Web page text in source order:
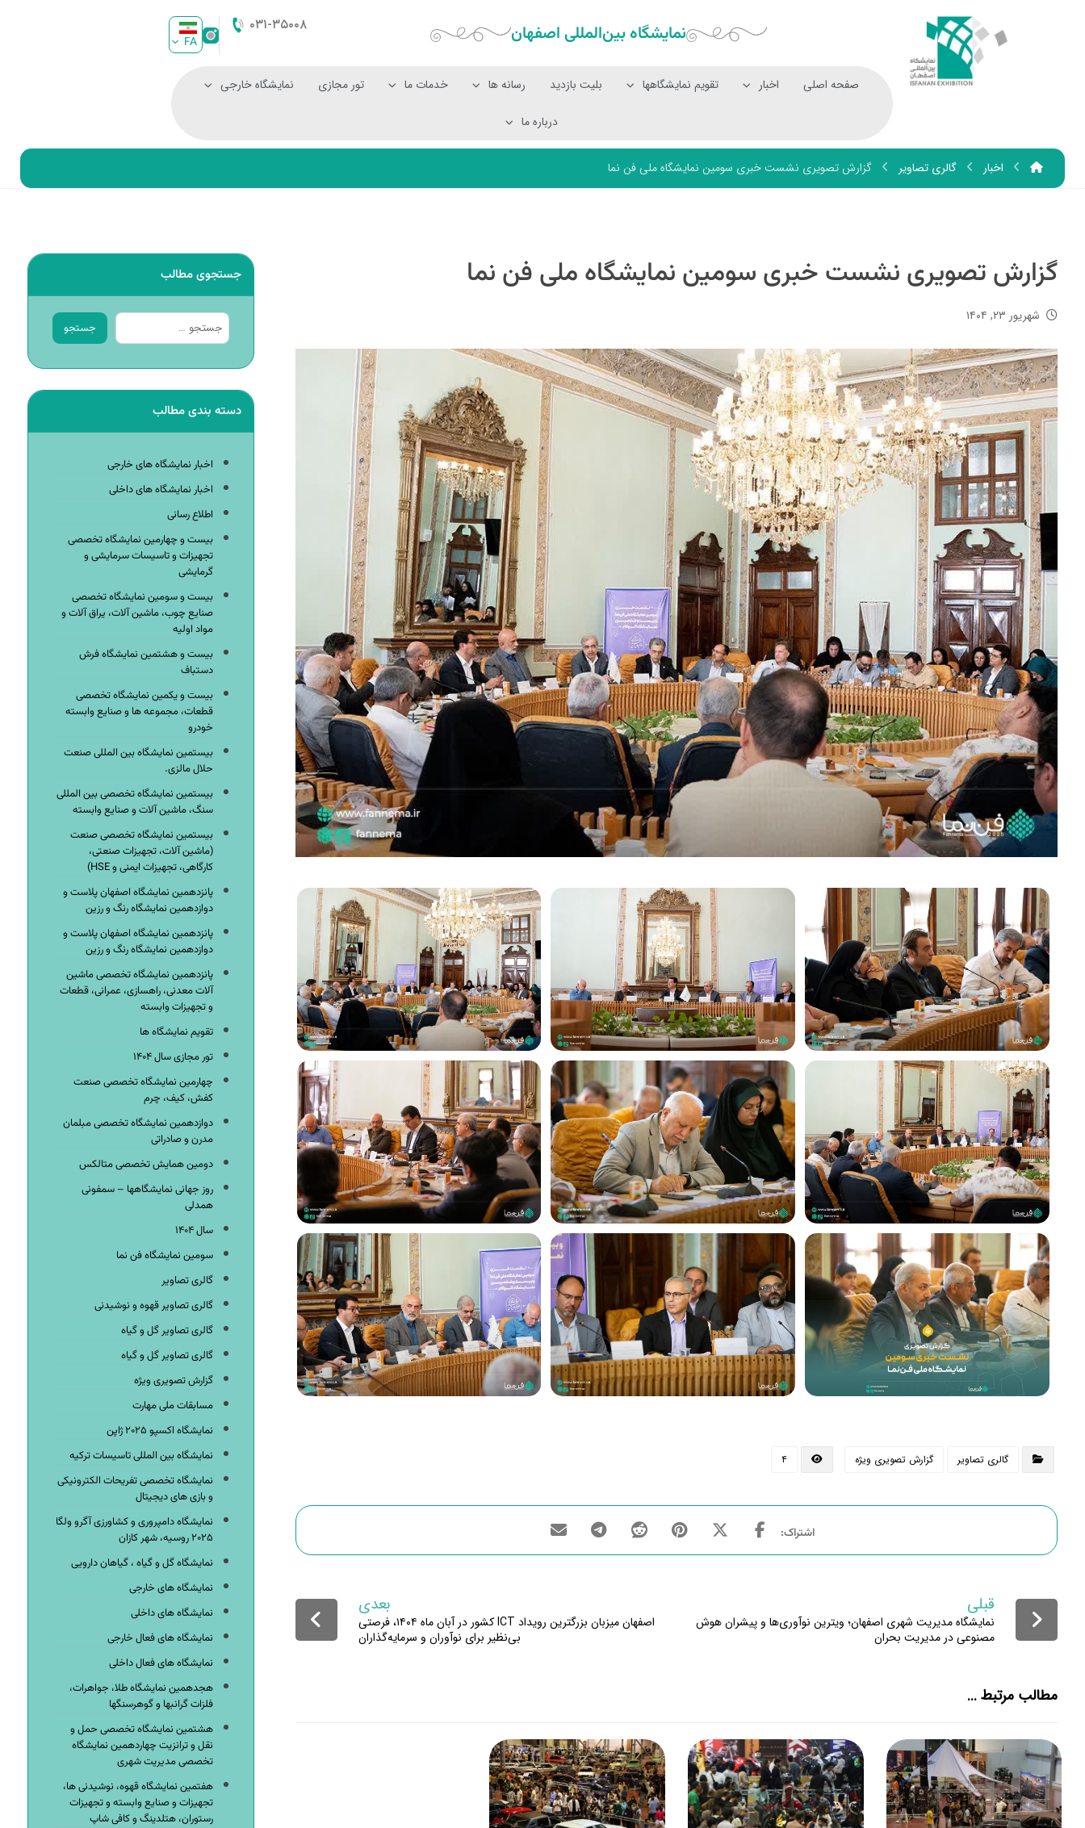
نمایشگاه بین‌المللی‌ اصفهان ۰۳۱-۳۵۰۰۸
FA
صفحه اصلی اخبار تقویم نمایشگاهها بلیت بازدید رسانه ها خدمات ما تور مجازی نمایشگاه خارجی
درباره ما
اخبار گالری تصاویر گزارش تصویری نشست خبری سومین نمایشگاه ملی فن نما
گزارش تصویری نشست خبری سومین نمایشگاه ملی فن نما
شهریور ۲۳, ۱۴۰۴
گالری تصاویر گزارش تصویری ویژه ۴
قبلی
نمایشگاه مدیریت شهری اصفهان؛ ویترین نوآوری‌ها و پیشران هوش
مصنوعی در مدیریت بحران
بعدی
اصفهان میزبان بزرگترین رویداد ICT کشور در آبان ماه ۱۴۰۴، فرصتی
بی‌نظیر برای نوآوران و سرمایه‌گذاران
مطالب مرتبط ...
جستجوی مطالب
جستجو
دسته بندی مطالب
اخبار نمایشگاه های خارجی
اخبار نمایشگاه های داخلی
اطلاع رسانی
بیست و چهارمین نمایشگاه تخصصی
تجهیزات و تاسیسات سرمایشی و
گرمایشی
بیست و سومین نمایشگاه تخصصی
صنایع چوب، ماشین آلات، یراق آلات و
مواد اولیه
بیست و هشتمین نمایشگاه فرش
دستباف
بیست و یکمین نمایشگاه تخصصی
قطعات، مجموعه ها و صنایع وابسته
خودرو
بیستمین نمایشگاه بین المللی صنعت
حلال مالزی.
بیستمین نمایشگاه تخصصی بین المللی
سنگ، ماشین آلات و صنایع وابسته
بیستمین نمایشگاه تخصصی صنعت
(ماشین آلات، تجهیزات صنعتی،
کارگاهی، تجهیزات ایمنی و HSE)
پانزدهمین نمایشگاه اصفهان پلاست و
دوازدهمین نمایشگاه رنگ و رزین
پانزدهمین نمایشگاه اصفهان پلاست و
دوازدهمین نمایشگاه رنگ و رزین
پانزدهمین نمایشگاه تخصصی ماشین
آلات معدنی، راهسازی، عمرانی، قطعات
و تجهیزات وابسته
تقویم نمایشگاه ها
تور مجازی سال ۱۴۰۴
چهارمین نمایشگاه تخصصی صنعت
کفش، کیف، چرم
دوازدهمین نمایشگاه تخصصی مبلمان
مدرن و صادراتی
دومین همایش تخصصی متالکس
روز جهانی نمایشگاهها – سمفونی
همدلی
سال ۱۴۰۴
سومین نمایشگاه فن نما
گالری تصاویر
گالری تصاویر قهوه و نوشیدنی
گالری تصاویر گل و گیاه
گالری تصاویر گل و گیاه
گزارش تصویری ویژه
مسابقات ملی مهارت
نمایشگاه اکسپو ۲۰۲۵ ژاپن
نمایشگاه بین المللی تاسیسات ترکیه
نمایشگاه تخصصی تفریحات الکترونیکی
و بازی های دیجیتال
نمایشگاه دامپروری و کشاورزی آگرو ولگا
۲۰۲۵ روسیه، شهر کازان
نمایشگاه گل و گیاه ، گیاهان دارویی
نمایشگاه های خارجی
نمایشگاه های داخلی
نمایشگاه های فعال خارجی
نمایشگاه های فعال داخلی
هجدهمین نمایشگاه طلا، جواهرات،
فلزات گرانبها و گوهرسنگها
هشتمین نمایشگاه تخصصی حمل و
نقل و ترانزیت چهاردهمین نمایشگاه
تخصصی مدیریت شهری
هفتمین نمایشگاه قهوه، نوشیدنی ها،
تجهیزات و صنایع وابسته و تجهیزات
رستوران، هتلدینگ و کافی شاپ